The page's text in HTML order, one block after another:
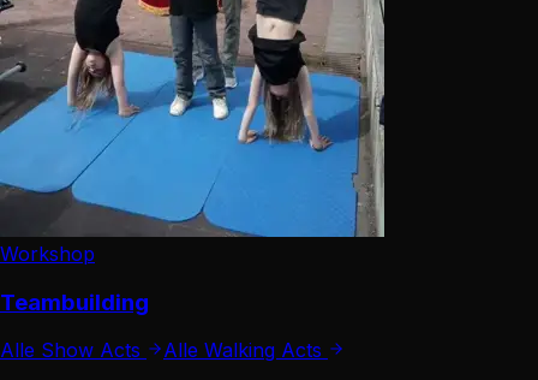
Workshop
Teambuilding
Alle Show Acts
Alle Walking Acts